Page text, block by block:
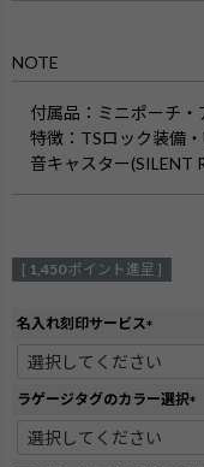
NOTE
付属品 ：ミニポーチ
特徴 ：TSロック装備
音キャスター(SILENT
[ 1,450 ポイント進呈 ]
名入れ刻印サービス
必
須
ラゲージタグのカラー選択